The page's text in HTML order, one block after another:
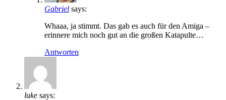
Gabriel says:
Whaaa, ja stimmt. Das gab es auch für den Amiga –
erinnere mich noch gut an die großen Katapulte…
Antworten
luke says: